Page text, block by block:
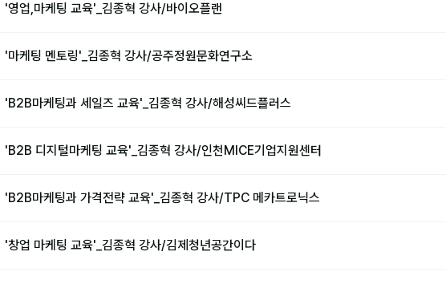
'영업,마케팅 교육'_김종혁 강사/바이오플랜
'마케팅 멘토링'_김종혁 강사/공주정원문화연구소
'B2B마케팅과 세일즈 교육'_김종혁 강사/해성씨드플러스
'B2B 디지털마케팅 교육'_김종혁 강사/인천MICE기업지원센터
'B2B마케팅과 가격전략 교육'_김종혁 강사/TPC 메카트로닉스
'창업 마케팅 교육'_김종혁 강사/김제청년공간이다